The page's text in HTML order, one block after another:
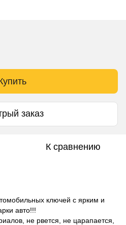
заказ
К сравнению
ключей с ярким и
авто!!!
не рвется, не царапается,